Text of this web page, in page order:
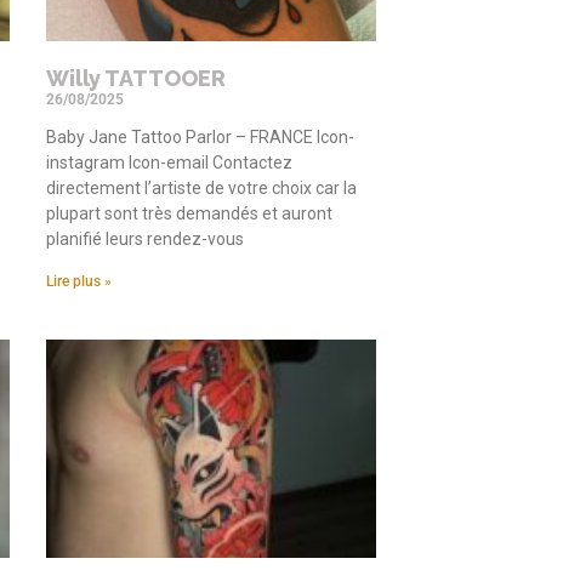
Willy TATTOOER
26/08/2025
Baby Jane Tattoo Parlor – FRANCE Icon-
instagram Icon-email Contactez
directement l’artiste de votre choix car la
plupart sont très demandés et auront
planifié leurs rendez-vous
Lire plus »